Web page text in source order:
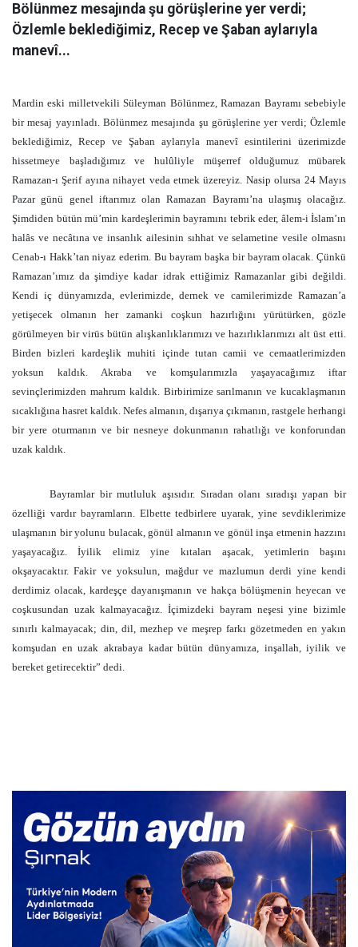
Bölünmez mesajında şu görüşlerine yer verdi;
Özlemle beklediğimiz, Recep ve Şaban aylarıyla
manevî...
Mardin eski milletvekili Süleyman Bölünmez, Ramazan Bayramı sebebiyle
bir mesaj yayınladı. Bölünmez mesajında şu görüşlerine yer verdi; Özlemle
beklediğimiz, Recep ve Şaban aylarıyla manevî esintilerini üzerimizde
hissetmeye başladığımız ve hulûliyle müşerref olduğumuz mübarek
Ramazan-ı Şerif ayına nihayet veda etmek üzereyiz. Nasip olursa 24 Mayıs
Pazar günü genel iftarımız olan Ramazan Bayramı’na ulaşmış olacağız.
Şimdiden bütün mü’min kardeşlerimin bayramını tebrik eder, âlem-i İslam’ın
halâs ve necâtına ve insanlık ailesinin sıhhat ve selametine vesile olmasnı
Cenab-ı Hakk’tan niyaz ederim. Bu bayram başka bir bayram olacak. Çünkü
Ramazan’ımız da şimdiye kadar idrak ettiğimiz Ramazanlar gibi değildi.
Kendi iç dünyamızda, evlerimizde, dernek ve camilerimizde Ramazan’a
yetişecek olmanın her zamanki coşkun hazırlığını yürütürken, gözle
görülmeyen bir virüs bütün alışkanlıklarımızı ve hazırlıklarımızı alt üst etti.
Birden bizleri kardeşlik muhiti içinde tutan camii ve cemaatlerimizden
yoksun kaldık. Akraba ve komşularımızla yaşayacağımız iftar
sevinçlerimizden mahrum kaldık. Birbirimize sarılmanın ve kucaklaşmanın
sıcaklığına hasret kaldık. Nefes almanın, dışarıya çıkmanın, rastgele herhangi
bir yere oturmanın ve bir nesneye dokunmanın rahatlığı ve konforundan
uzak kaldık.
Bayramlar bir mutluluk aşısıdır. Sıradan olanı sıradışı yapan bir
özelliği vardır bayramların. Elbette tedbirlere uyarak, yine sevdiklerimize
ulaşmanın bir yolunu bulacak, gönül almanın ve gönül inşa etmenin hazzını
yaşayacağız. İyilik elimiz yine kıtaları aşacak, yetimlerin başını
okşayacaktır. Fakir ve yoksulun, mağdur ve mazlumun derdi yine kendi
derdimiz olacak, kardeşçe dayanışmanın ve hakça bölüşmenin heyecan ve
coşkusundan uzak kalmayacağız. İçimizdeki bayram neşesi yine bizimle
sınırlı kalmayacak; din, dil, mezhep ve meşrep farkı gözetmeden en yakın
komşudan en uzak akrabaya kadar bütün dünyamıza, inşallah, iyilik ve
bereket getirecektir” dedi.